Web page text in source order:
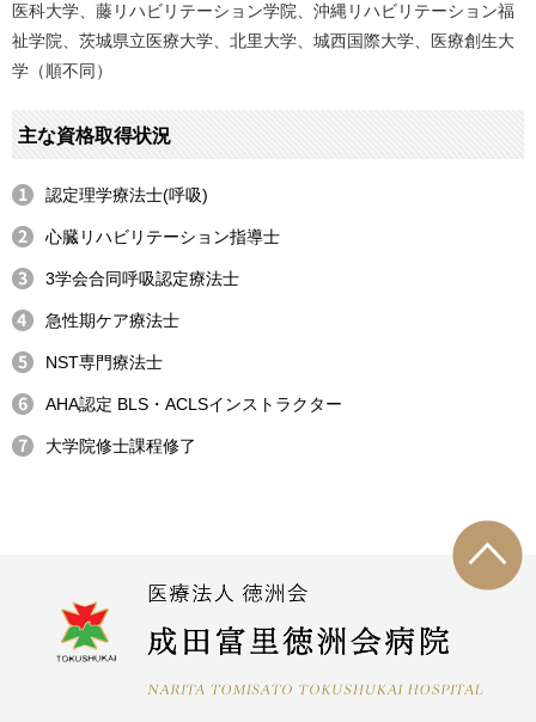
医科大学、藤リハビリテーション学院、沖縄リハビリテーション福
祉学院、茨城県立医療大学、北里大学、城西国際大学、医療創生大
学（順不同）
主な資格取得状況
認定理学療法士(呼吸)
心臓リハビリテーション指導士
3学会合同呼吸認定療法士
急性期ケア療法士
NST専門療法士
AHA認定 BLS・ACLSインストラクター
大学院修士課程修了